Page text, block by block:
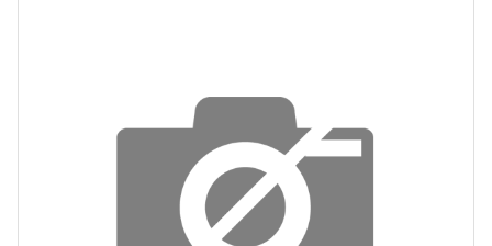
geral@luxivo.pt